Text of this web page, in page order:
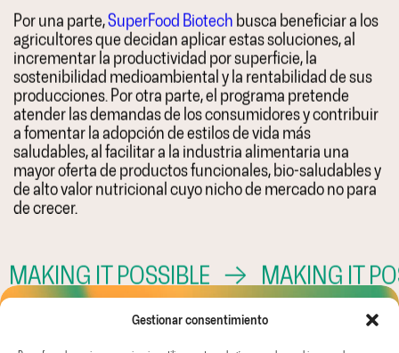
Gestionar consentimiento
Por una parte,SuperFood Biotech busca beneficiar a los
agricultores que decidan aplicar estas soluciones, al
incrementar la productividad por superficie, la
sostenibilidad medioambiental y la rentabilidad de sus
producciones. Por otra parte, el programa pretende
atender las demandas de los consumidores y contribuir
a fomentar la adopción de estilos de vida más
saludables, al facilitar a la industria alimentaria una
mayor oferta de productos funcionales, bio-saludables y
de alto valor nutricional cuyo nicho de mercado no para
de crecer.
IT POSSIBLE → MAKING IT